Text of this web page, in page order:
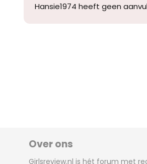
Hansie1974 heeft geen
Over ons
Girlsreview.nl is hét forum met